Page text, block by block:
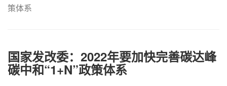
策体系
国家发改委：2022年要加快完善碳达峰
碳中和“1+N”政策体系